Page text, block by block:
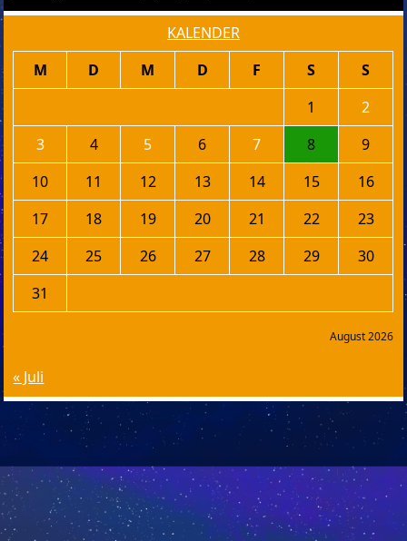
KALENDER
August 2026
M D M D F S
S
1
2
3
4 5 6 7 8
9
10
11 12 13 14 15
16
17
18 19 20 21 22
23
24
25 26 27 28 29
30
31
« Juli